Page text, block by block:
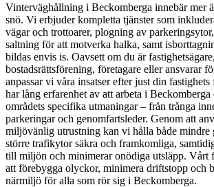
Vinterväghållning i Beckomberga innebär mer
snö. Vi erbjuder kompletta tjänster som
vägar och trottoarer, plogning av
saltning för att motverka halka, samt
bildas envis is. Oavsett om du är fastighetsägare,
bostadsrättsförening, företagare eller ansvarar
anpassar vi våra insatser efter just din
har lång erfarenhet av att arbeta i
områdets specifika utmaningar – från trånga
parkeringar och genomfartsleder. Genom att
miljövänlig utrustning kan vi hålla både mindre
större trafikytor säkra och framkomliga,
till miljön och minimerar onödiga utsläpp. Vårt
att förebygga olyckor, minimera driftstopp och
närmiljö för alla som rör sig i Beckomberga.